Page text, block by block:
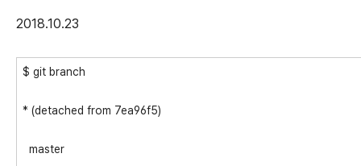
2018.10.23
$ git branch
* (detached from 7ea96f5)
master